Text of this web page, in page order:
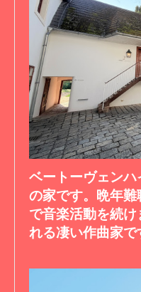
ベートーヴェン
の家です。晩年
で音楽活動を続
れる凄い作曲家で